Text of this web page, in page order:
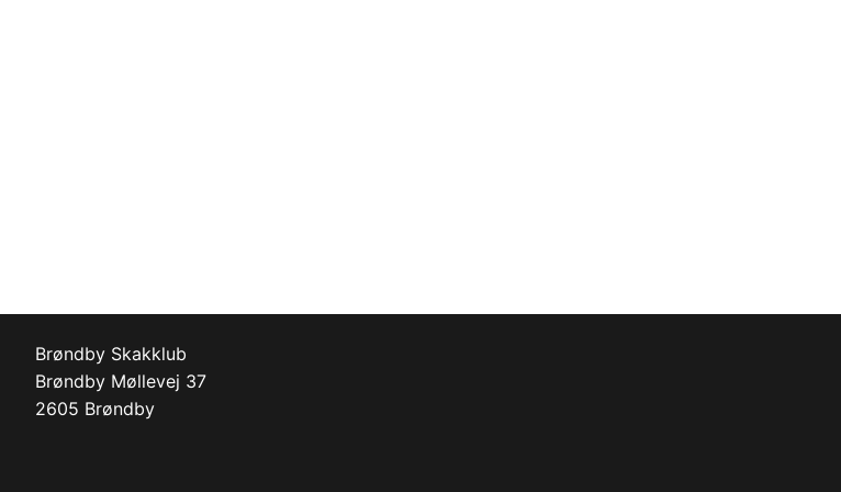
Brøndby Skakklub
Brøndby Møllevej 37
2605 Brøndby